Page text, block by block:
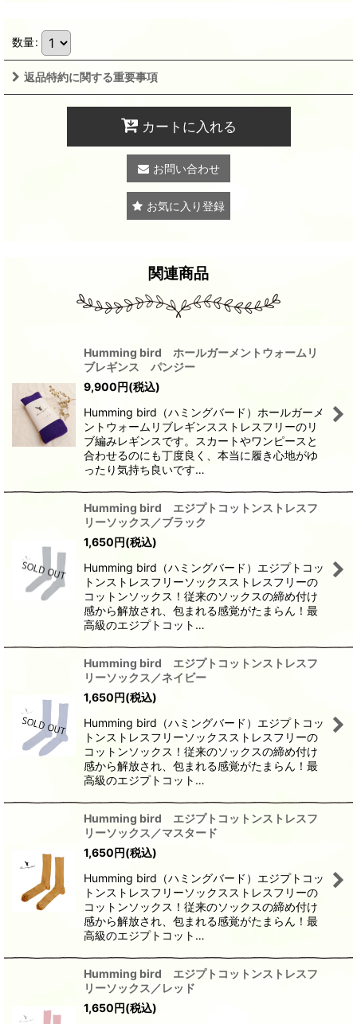
数量:
返品特約に関する重要事項
カートに入れる
お問い合わせ
お気に入り登録
関連商品
Humming bird ホールガーメントウォームリ
ブレギンス パンジー
9,900円(税込)
Humming bird（ハミングバード）ホールガーメ
ントウォームリブレギンスストレスフリーのリ
ブ編みレギンスです。スカートやワンピースと
合わせるのにも丁度良く、本当に履き心地がゆ
ったり気持ち良いです…
Humming bird エジプトコットンストレスフ
リーソックス／ブラック
1,650円(税込)
Humming bird（ハミングバード）エジプトコッ
トンストレスフリーソックスストレスフリーの
コットンソックス！従来のソックスの締め付け
感から解放され、包まれる感覚がたまらん！最
高級のエジプトコット…
Humming bird エジプトコットンストレスフ
リーソックス／ネイビー
1,650円(税込)
Humming bird（ハミングバード）エジプトコッ
トンストレスフリーソックスストレスフリーの
コットンソックス！従来のソックスの締め付け
感から解放され、包まれる感覚がたまらん！最
高級のエジプトコット…
Humming bird エジプトコットンストレスフ
リーソックス／マスタード
1,650円(税込)
Humming bird（ハミングバード）エジプトコッ
トンストレスフリーソックスストレスフリーの
コットンソックス！従来のソックスの締め付け
感から解放され、包まれる感覚がたまらん！最
高級のエジプトコット…
Humming bird エジプトコットンストレスフ
リーソックス／レッド
1,650円(税込)